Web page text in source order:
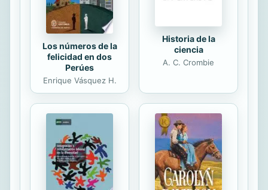
amor alcanza un...
Los números de la
felicidad en dos
Perúes
Enrique Vásquez H.
Historia de la
ciencia
A. C. Crombie